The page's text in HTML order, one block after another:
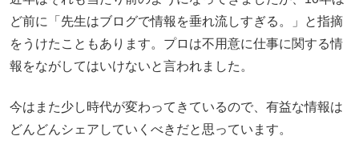
ど前に「先生はブログで情報を垂れ流しすぎる。」と指摘
をうけたこともあります。プロは不用意に仕事に関する情
報をながしてはいけないと言われました。
今はまた少し時代が変わってきているので、有益な情報は
どんどんシェアしていくべきだと思っています。